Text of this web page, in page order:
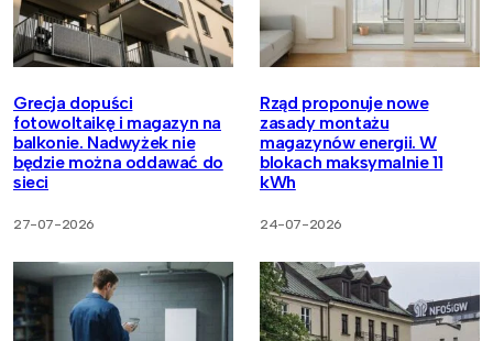
Grecja dopuści
fotowoltaikę i magazyn na
balkonie. Nadwyżek nie
będzie można oddawać do
sieci
27-07-2026
Rząd proponuje nowe
zasady montażu
magazynów energii. W
blokach maksymalnie 11
kWh
24-07-2026